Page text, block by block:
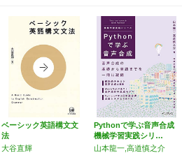
ベーシック英語構文文
法
大谷直輝
Pythonで学ぶ音声合成
機械学習実践シリ…
山本龍一,高道慎之介